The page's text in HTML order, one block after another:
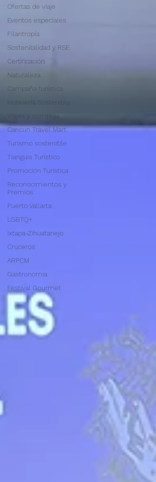
Ofertas de viaje
Eventos especiales
Filantropía
Sostenibilidad y RSE
Certificación
Naturaleza
Campaña turística
Hotelería Sostenible
Viajes y compras
Cancun Travel Mart
Turismo sostenible
Tianguis Turístico
Promoción Turística
Reconocimientos y
Premios
Puerto Vallarta
LGBTQ+
Ixtapa-Zihuatanejo
Cruceros
ARPCM
Gastronomia
Festival Gourmet